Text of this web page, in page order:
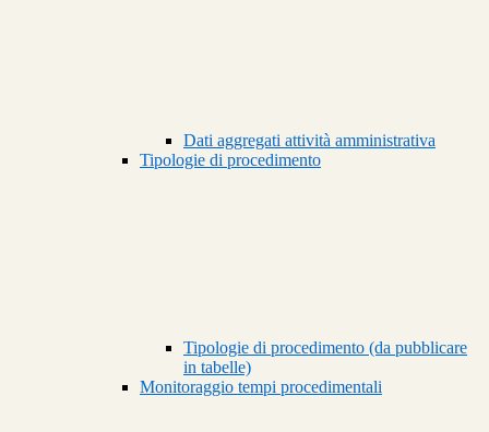
Dati aggregati attività amministrativa
Tipologie di procedimento
Tipologie di procedimento (da pubblicare
in tabelle)
Monitoraggio tempi procedimentali